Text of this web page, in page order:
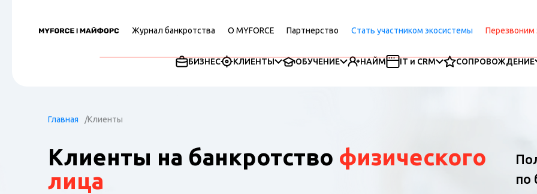
Журнал банкротства О MYFORCE Партнерство Стать участником экосистемы Перезвоним
БИЗНЕС КЛИЕНТЫ ОБУЧЕНИЕ НАЙМ IT и CRM СОПРОВОЖДЕНИЕ
Главная Клиенты
Клиенты на банкротство физического
лица
по